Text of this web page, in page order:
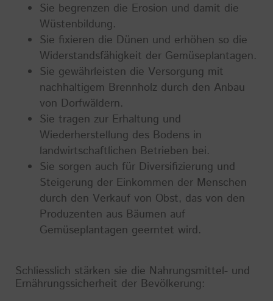
Sie begrenzen die Erosion und damit die
Wüstenbildung.
Sie fixieren die Dünen und erhöhen so die
Widerstandsfähigkeit der Gemüseplantagen.
Sie gewährleisten die Versorgung mit
nachhaltigem Brennholz durch den Anbau
von Dorfwäldern.
Sie tragen zur Erhaltung und
Wiederherstellung des Bodens in
landwirtschaftlichen Betrieben bei.
Sie sorgen auch für Diversifizierung und
Steigerung der Einkommen der Menschen
durch den Verkauf von Obst, das von den
Produzenten aus Bäumen auf
Gemüseplantagen geerntet wird.
Schliesslich stärken sie die Nahrungsmittel- und
Ernährungssicherheit der Bevölkerung: